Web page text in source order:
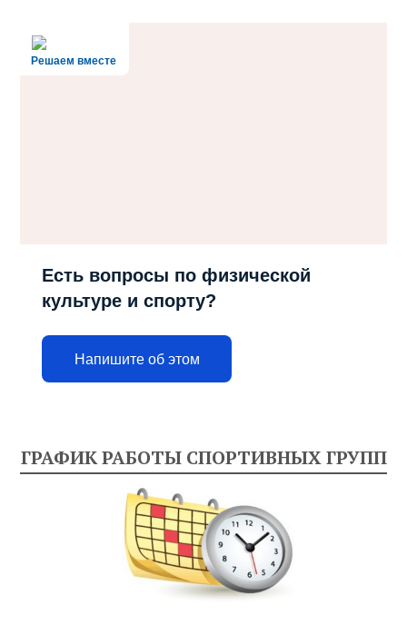
Решаем вместе
Есть вопросы по физической
культуре и спорту?
Напишите об этом
ГРАФИК РАБОТЫ СПОРТИВНЫХ ГРУПП